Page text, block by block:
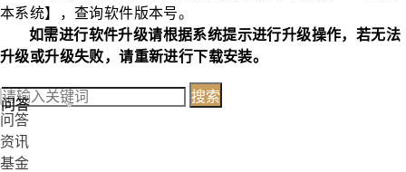
本系统】，查询软件版本号。
如需进行软件升级请根据系统提示进行升级操作，若无法
升级或升级失败，请重新进行下载安装。
问答
搜索
问答
资讯
基金